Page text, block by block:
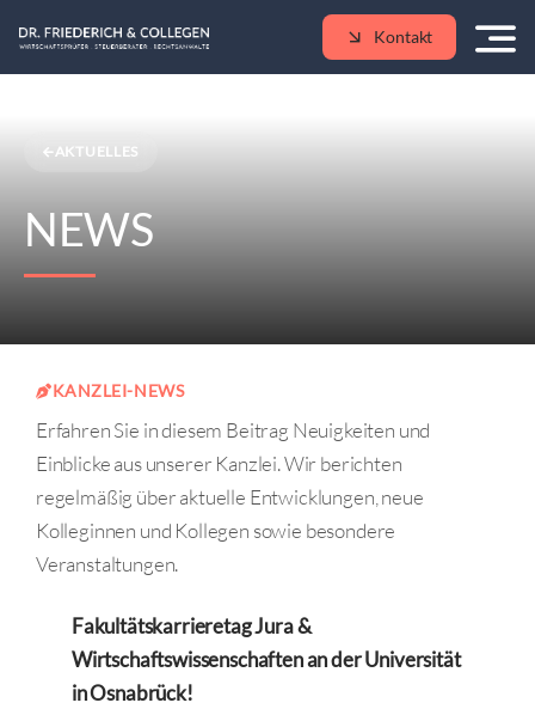
content
Kontakt
AKTUELLES
NEWS
KANZLEI-NEWS
Erfahren Sie in diesem Beitrag Neuigkeiten und
Einblicke aus unserer Kanzlei. Wir berichten
regelmäßig über aktuelle Entwicklungen, neue
Kolleginnen und Kollegen sowie besondere
Veranstaltungen.
Fakultätskarrieretag Jura &
Wirtschaftswissenschaften an der Universität
in Osnabrück!